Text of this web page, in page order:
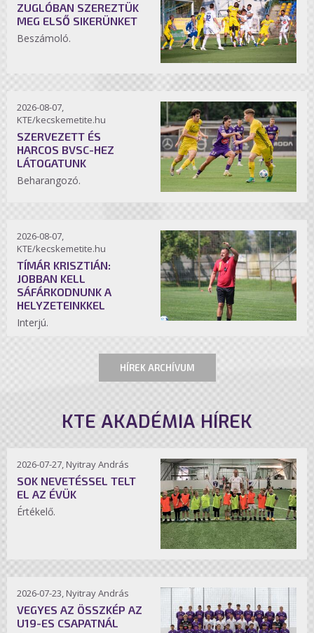
ZUGLÓBAN SZEREZTÜK
MEG ELSŐ SIKERÜNKET
Beszámoló.
2026-08-07,
KTE/kecskemetite.hu
SZERVEZETT ÉS
HARCOS BVSC-HEZ
LÁTOGATUNK
Beharangozó.
2026-08-07,
KTE/kecskemetite.hu
TÍMÁR KRISZTIÁN:
JOBBAN KELL
SÁFÁRKODNUNK A
HELYZETEINKKEL
Interjú.
HÍREK ARCHÍVUM
KTE AKADÉMIA HÍREK
2026-07-27, Nyitray András
SOK NEVETÉSSEL TELT
EL AZ ÉVÜK
Értékelő.
2026-07-23, Nyitray András
VEGYES AZ ÖSSZKÉP AZ
U19-ES CSAPATNÁL